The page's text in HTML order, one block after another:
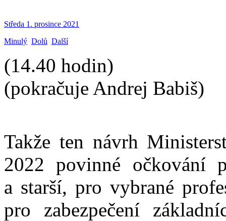
Středa 1. prosince 2021
Minulý Dolů Další
(14.40 hodin)
(pokračuje Andrej Babiš)
Takže ten návrh
2022 povinné očkování
a starší, pro vybrané
pro zabezpečení